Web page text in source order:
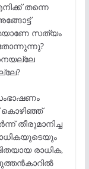
തന്നെ
സത്യം
കൊഴിഞ്ഞ്
തീരുമാനിച്ച
രാധിക,